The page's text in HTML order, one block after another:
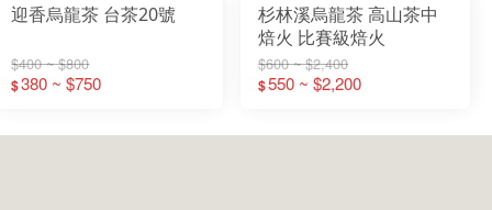
迎香烏龍茶 台茶20號
$400 ~ $800
$380 ~ $750
杉林溪烏龍茶 高山茶中
焙火 比賽級焙火
$600 ~ $2,400
$550 ~ $2,200